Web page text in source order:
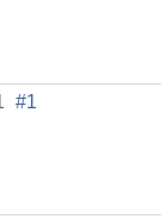
#1